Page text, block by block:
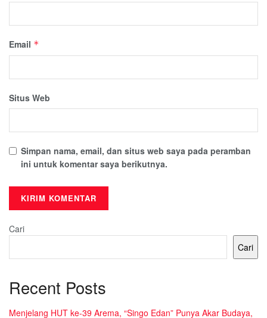
Email *
Situs Web
Simpan nama, email, dan situs web saya pada peramban
ini untuk komentar saya berikutnya.
Cari
Cari
Recent Posts
Menjelang HUT ke-39 Arema, “Singo Edan” Punya Akar Budaya,